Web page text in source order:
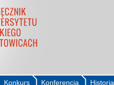
Historia
Konferencja
Konkurs